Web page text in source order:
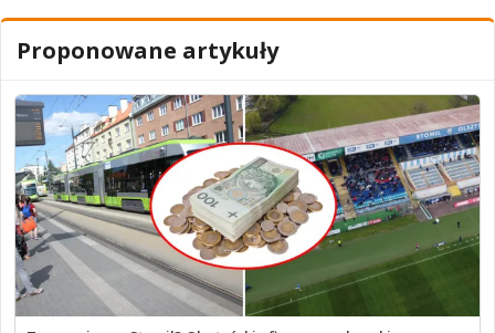
Proponowane artykuły